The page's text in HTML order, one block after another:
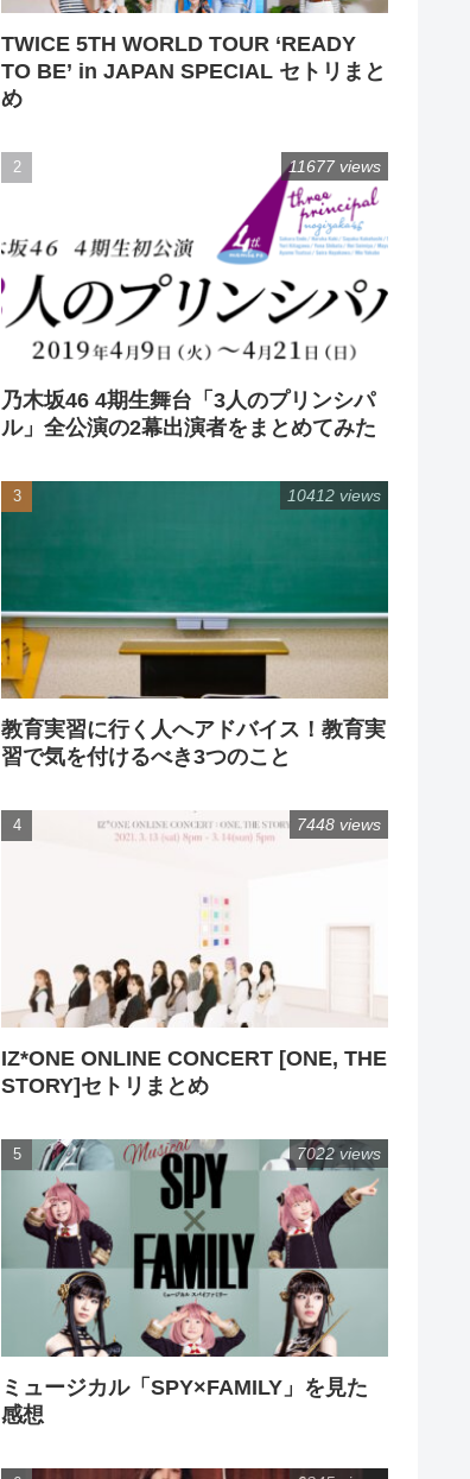
TWICE 5TH WORLD TOUR ‘READY
TO BE’ in JAPAN SPECIAL セトリまと
め
乃木坂46 4期生舞台「3人のプリンシパ
ル」全公演の2幕出演者をまとめてみた
11677 views
教育実習に行く人へアドバイス！教育実
習で気を付けるべき3つのこと
10412 views
IZ*ONE ONLINE CONCERT [ONE, THE
STORY]セトリまとめ
7448 views
ミュージカル「SPY×FAMILY」を見た
感想
7022 views